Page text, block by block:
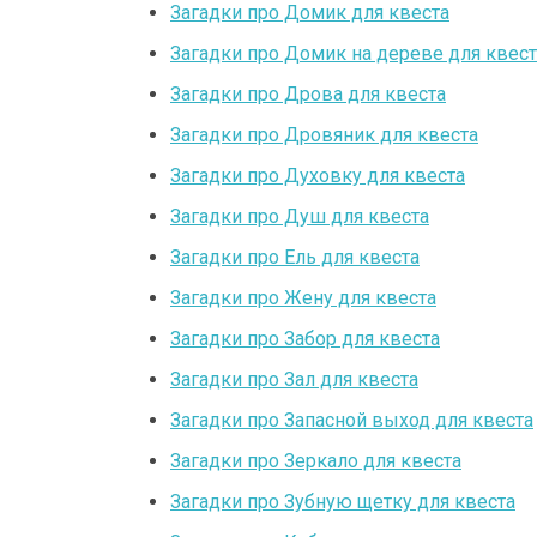
Загадки про Домик для квеста
Загадки про Домик на дереве для
Загадки про Дрова для квеста
Загадки про Дровяник для квеста
Загадки про Духовку для квеста
Загадки про Душ для квеста
Загадки про Ель для квеста
Загадки про Жену для квеста
Загадки про Забор для квеста
Загадки про Зал для квеста
Загадки про Запасной выход для квеста
Загадки про Зеркало для квеста
Загадки про Зубную щетку для квеста